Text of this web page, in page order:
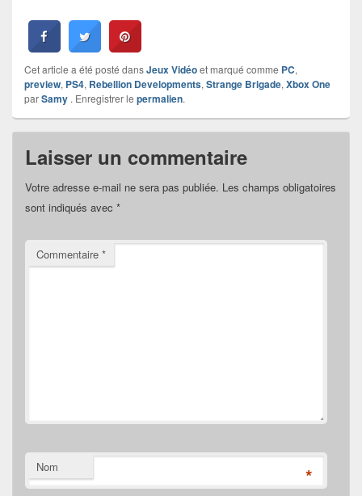
Cet article a été posté dansJeux Vidéoet marqué comme PC,
preview, PS4, Rebellion Developments, Strange Brigade, Xbox One
parSamy . Enregistrer le permalien.
Laisser un commentaire
Votre adresse e-mail ne sera pas publiée. Les champs obligatoires
sont indiqués avec *
Commentaire *
Nom *